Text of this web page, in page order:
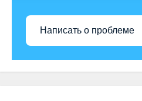
Написать о проблеме